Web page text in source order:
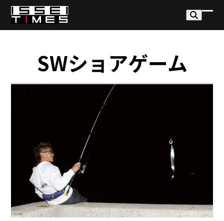
Skip
content
モ
メ
モ
メ
る
SWショアゲーム